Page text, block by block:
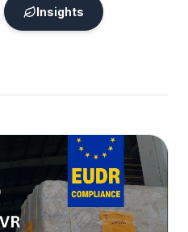
Insights